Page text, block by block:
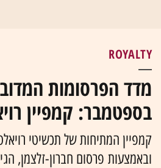
ROYALTY
מדד הפרסומות
בספטמבר: קמפיין
קמפיין המתיחות של תכשיטי
ובאמצעות פרסום חברון-זלצמן,